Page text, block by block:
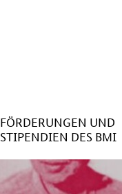
FÖRDERUNGEN UND
STIPENDIEN DES BMI